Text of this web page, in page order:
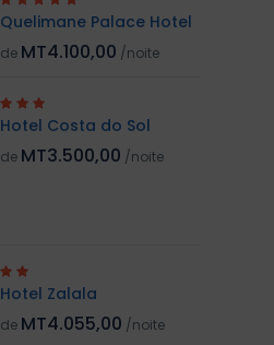
Quelimane Palace Hotel
de MT4.100,00 /noite
Hotel Costa do Sol
de MT3.500,00 /noite
Hotel Zalala
de MT4.055,00 /noite